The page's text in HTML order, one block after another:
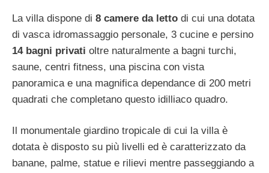
La villa dispone di 8 camere da letto di cui una dotata
di vasca idromassaggio personale, 3 cucine e persino
14 bagni privati oltre naturalmente a bagni turchi,
saune, centri fitness, una piscina con vista
panoramica e una magnifica dependance di 200 metri
quadrati che completano questo idilliaco quadro.
Il monumentale giardino tropicale di cui la villa è
dotata è disposto su più livelli ed è caratterizzato da
banane, palme, statue e rilievi mentre passeggiando a